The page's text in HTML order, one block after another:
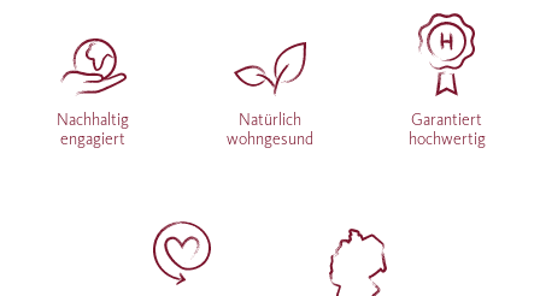
Nachhaltig
engagiert
Natürlich
wohngesund
Garantiert
hochwertig